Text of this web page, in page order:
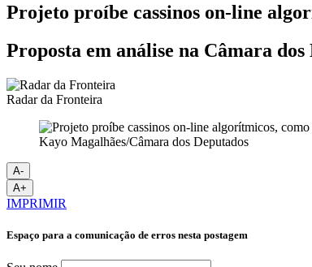
Projeto proíbe cassinos on-line
Proposta em análise na Câmara
Radar da Fronteira
Kayo Magalhães/Câmara dos Deputados
A-
A+
IMPRIMIR
Espaço para a comunicação de erros nesta postagem